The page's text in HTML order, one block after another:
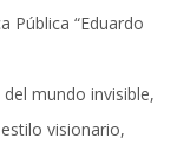
Pública “Eduardo
mundo invisible,
visionario,